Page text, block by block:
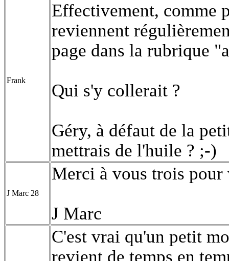
Frank
Effectivement, comme
reviennent
page dans la rubrique
Qui s'y collerait ?
Géry, à défaut de la
mettrais de l'huile ? ;-)
J Marc 28
Merci à vous trois pour
J Marc
C'est vrai qu'un petit
revient de temps en